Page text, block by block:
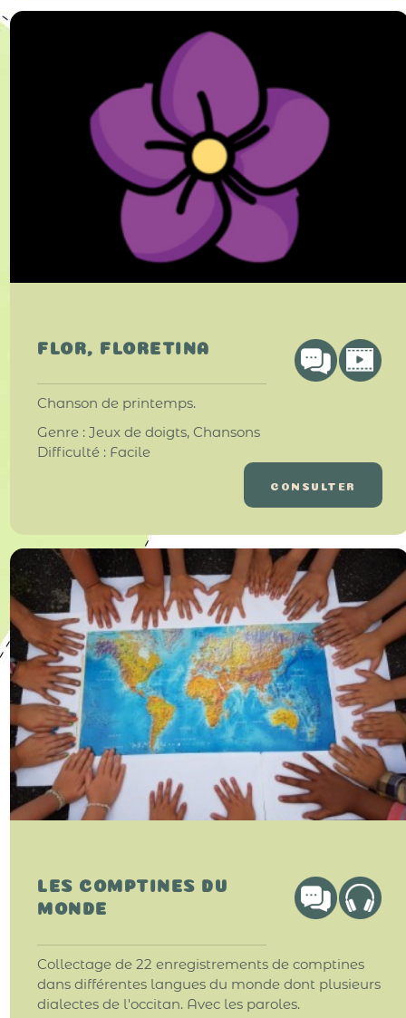
FLOR, FLORETINA
Chanson de printemps.
Genre : Jeux de doigts, Chansons
Difficulté : Facile
CONSULTER
LES COMPTINES DU
MONDE
Collectage de 22 enregistrements de comptines
dans différentes langues du monde dont plusieurs
dialectes de l'occitan. Avec les paroles.